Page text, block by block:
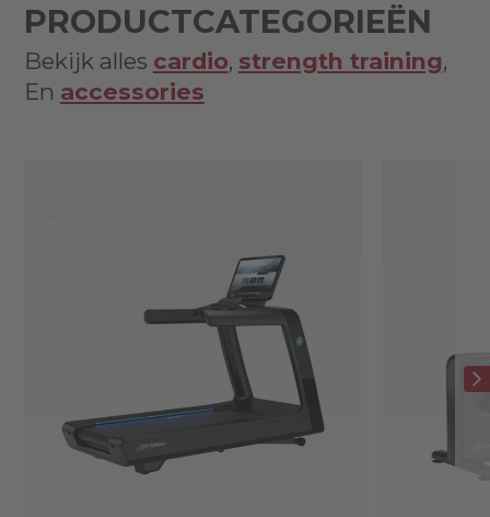
PRODUCTCATEGORIEËN
Bekijk alles cardio, strength training,
En accessories